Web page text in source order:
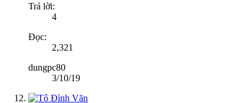
Trả lời:
4
Đọc:
2,321
dungpc80
3/10/19